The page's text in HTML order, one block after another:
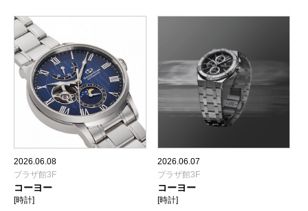
2026.06.08
プラザ館3F
コーヨー
[時計]
2026.06.07
プラザ館3F
コーヨー
[時計]